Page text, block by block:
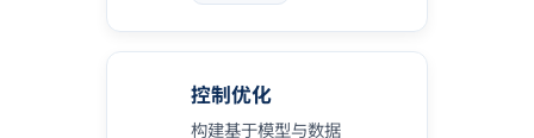
控制优化
构建基于模型与数据